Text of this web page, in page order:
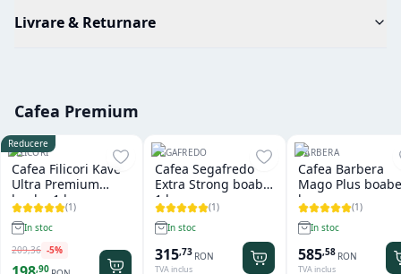
Livrare & Returnare
Cafea Premium
Reducere
FILICORI
Cafea Filicori Kave
Ultra Premium
boabe 1 kg
(1)
In stoc
209,36 -5%
,90
SEGAFREDO
Cafea Segafredo
Extra Strong boabe
1 kg
(1)
In stoc
315,73 RON
TVA inclus
BARBERA
Cafea Barbera
Mago Plus
kg
(1)
In stoc
585,58 RON
TVA inclus